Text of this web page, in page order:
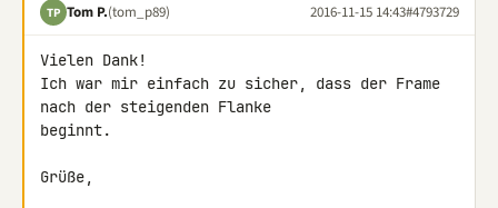
TP Tom P.(tom_p89) 2016-11-15 14:43#4793729
Vielen Dank!
Ich war mir einfach zu sicher, dass der Frame
nach der steigenden Flanke
beginnt.
Grüße,